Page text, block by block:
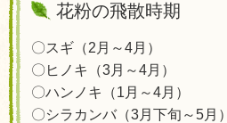
花粉の飛散時期
〇スギ（2月～4月）
〇ヒノキ（3月～4月 ）
〇ハンノキ
（1月～4月）
〇シラカンバ（3月下旬～5月）